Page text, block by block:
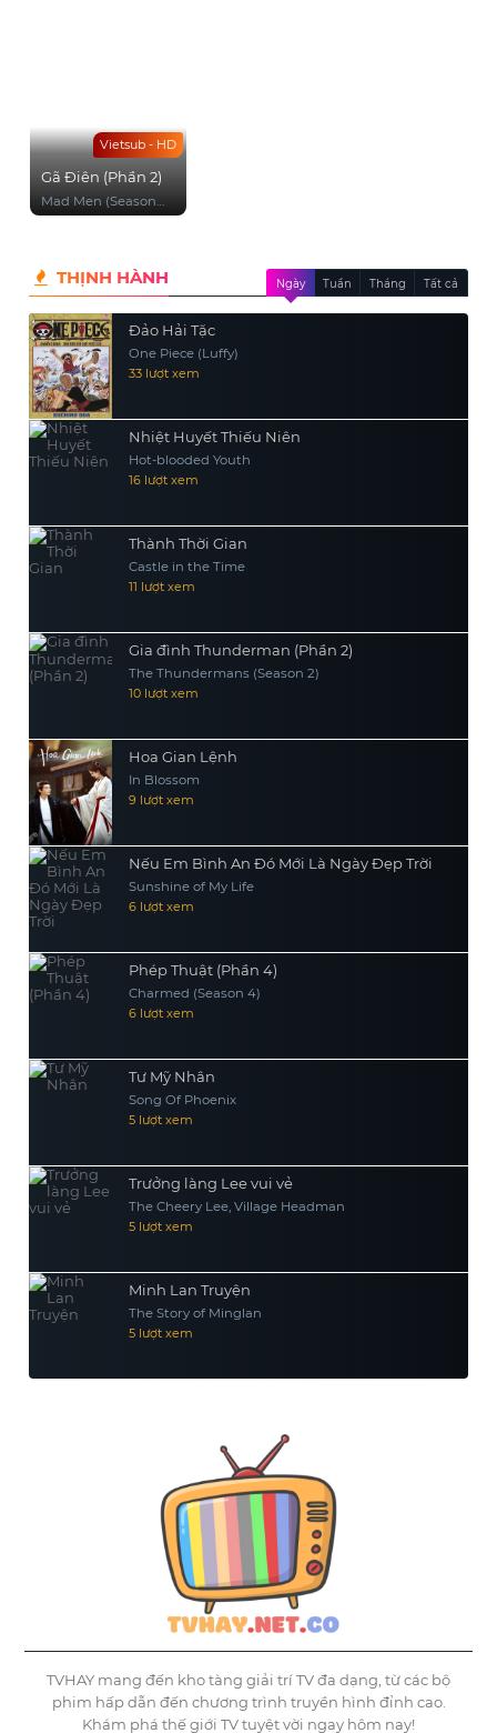
Vietsub - HD
Gã Điên (Phần 2)
Mad Men (Season
THỊNH HÀNH Ngày Tuần Tháng Tất cả
Đảo Hải Tặc
One Piece (Luffy)
33 lượt xem
Nhiệt Huyết Thiếu Niên
Hot-blooded Youth
16 lượt xem
Thành Thời Gian
Castle in the Time
11 lượt xem
Gia đình Thunderman (Phần 2)
The Thundermans (Season 2)
10 lượt xem
Hoa Gian Lệnh
In Blossom
9 lượt xem
Nếu Em Bình An Đó Mới Là Ngày Đẹp Trời
Sunshine of My Life
6 lượt xem
Phép Thuật (Phần 4)
Charmed (Season 4)
6 lượt xem
Tư Mỹ Nhân
Song Of Phoenix
5 lượt xem
Trưởng làng Lee vui vẻ
The Cheery Lee, Village Headman
5 lượt xem
Minh Lan Truyện
The Story of Minglan
5 lượt xem
TVHAY mang đến kho tàng giải trí TV đa dạng, từ các bộ
phim hấp dẫn đến chương trình truyền hình đỉnh cao.
Khám phá thế giới TV tuyệt vời ngay hôm nay!